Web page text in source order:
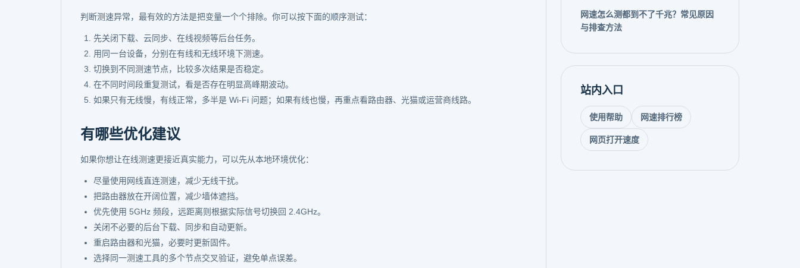
判断测速异常，最有效的方法是把变量一个个排除。你可以按下面的顺序测试：
先关闭下载、云同步、在线视频等后台任务。
用同一台设备，分别在有线和无线环境下测速。
切换到不同测速节点，比较多次结果是否稳定。
在不同时间段重复测试，看是否存在明显高峰期波动。
如果只有无线慢，有线正常，多半是 Wi-Fi 问题；如果有线也慢，再重点看路由器、光猫或运营商线路。
有哪些优化建议
如果你想让在线测速更接近真实能力，可以先从本地环境优化：
尽量使用网线直连测速，减少无线干扰。
把路由器放在开阔位置，减少墙体遮挡。
优先使用 5GHz 频段，远距离则根据实际信号切换回 2.4GHz。
关闭不必要的后台下载、同步和自动更新。
重启路由器和光猫，必要时更新固件。
选择同一测速工具的多个节点交叉验证，避免单点误差。
网速怎么测都到不了千兆？常见原因
与排查方法
站内入口
使用帮助 网速排行榜
网页打开速度